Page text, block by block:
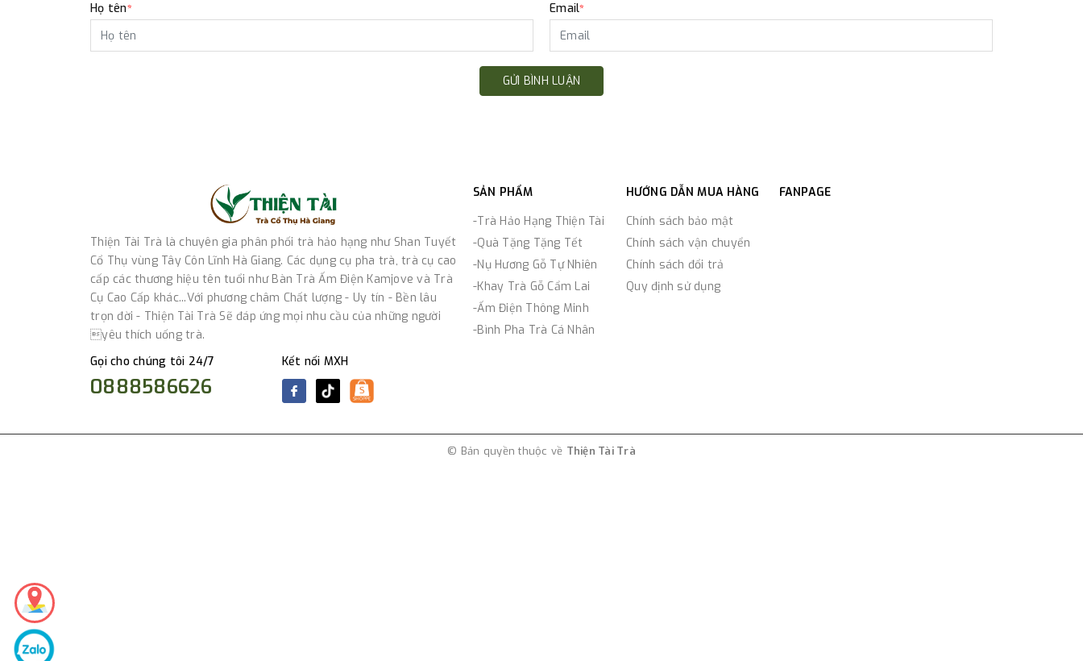
Họ tên* Email*
GỬI BÌNH LUẬN
Thiện Tài Trà là chuyên gia phân phối trà hảo hạng như Shan Tuyết
Cổ Thụ vùng Tây Côn Lĩnh Hà Giang. Các dụng cụ pha trà, trà cụ cao
cấp các thương hiệu tên tuổi như Bàn Trà Ấm Điện Kamjove và Trà
Cụ Cao Cấp khác...Với phương châm Chất lượng - Uy tín - Bền lâu
trọn đời - Thiện Tài Trà Sẽ đáp ứng mọi nhu cầu của những người
yêu thích uống trà.
Gọi cho chúng tôi 24/7
0888586626
Kết nối MXH
SẢN PHẨM
-Trà Hảo Hạng Thiện Tài
-Quà Tặng Tặng Tết
-Nụ Hương Gỗ Tự Nhiên
-Khay Trà Gỗ Cẩm Lai
-Ấm Điện Thông Minh
-Bình Pha Trà Cá Nhân
HƯỚNG DẪN MUA HÀNG
Chính sách bảo mật
Chính sách vận chuyển
Chính sách đổi trả
Quy định sử dụng
FANPAGE
© Bản quyền thuộc về Thiện Tài Trà